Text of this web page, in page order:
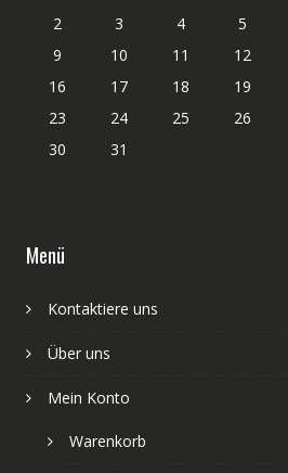
2
3 4 5
9
10 11 12
16
17 18 19
23
24 25 26
30
31
Menü
Kontaktiere uns
Über uns
Mein Konto
Warenkorb